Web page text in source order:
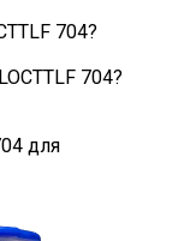
704?
704?
для